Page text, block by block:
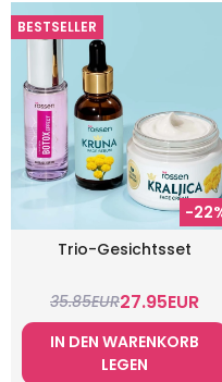
BESTSELLER
-
Trio-Gesichtsset
35.85EUR27.95EUR
IN DEN WARENKORB
LEGEN